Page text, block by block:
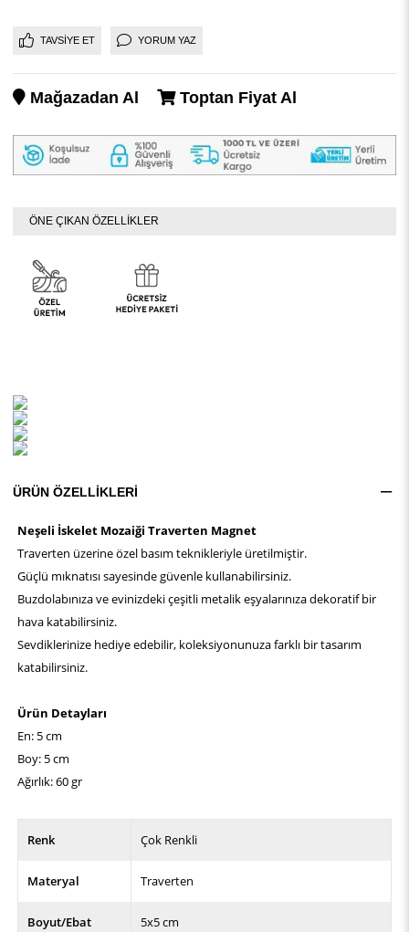
TAVSIYE ET YORUM YAZ
Mağazadan Al Toptan Fiyat Al
ÖNE ÇIKAN ÖZELLİKLER
ÜRÜN ÖZELLIKLERI
Neşeli İskelet Mozaiği Traverten Magnet
Traverten üzerine özel basım teknikleriyle üretilmiştir.
Güçlü mıknatısı sayesinde güvenle kullanabilirsiniz.
Buzdolabınıza ve evinizdeki çeşitli metalik eşyalarınıza dekoratif bir
hava katabilirsiniz.
Sevdiklerinize hediye edebilir, koleksiyonunuza farklı bir tasarım
katabilirsiniz.
Ürün Detayları
En: 5 cm
Boy: 5 cm
Ağırlık: 60 gr
Renk Çok Renkli
Materyal Traverten
Boyut/Ebat 5x5 cm